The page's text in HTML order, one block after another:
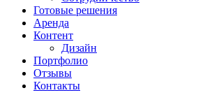
Готовые решения
Аренда
Контент
Дизайн
Портфолио
Отзывы
Контакты